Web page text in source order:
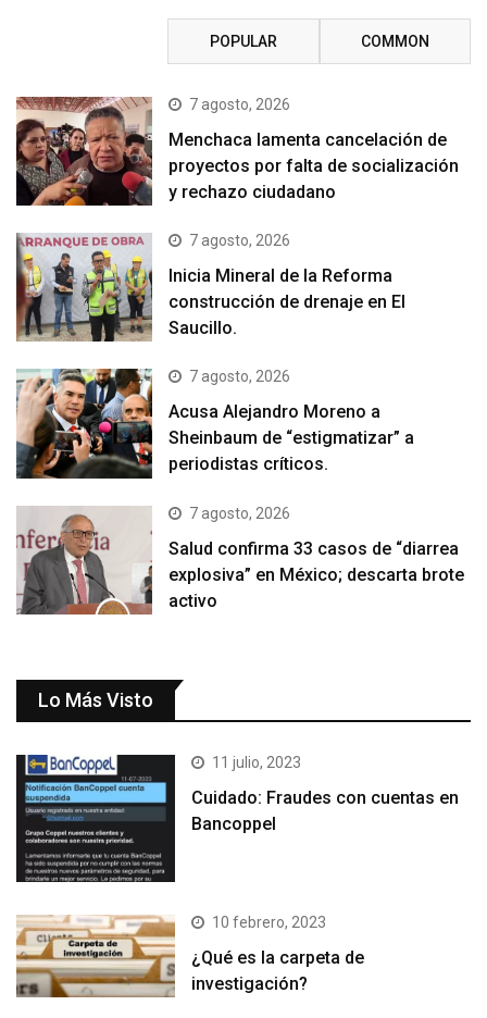
POPULAR COMMON
7 agosto, 2026
Menchaca lamenta cancelación de
proyectos por falta de socialización
y rechazo ciudadano
7 agosto, 2026
Inicia Mineral de la Reforma
construcción de drenaje en El
Saucillo.
7 agosto, 2026
Acusa Alejandro Moreno a
Sheinbaum de “estigmatizar” a
periodistas críticos.
7 agosto, 2026
Salud confirma 33 casos de “diarrea
explosiva” en México; descarta brote
activo
Lo Más Visto
11 julio, 2023
Cuidado: Fraudes con cuentas en
Bancoppel
10 febrero, 2023
¿Qué es la carpeta de
investigación?